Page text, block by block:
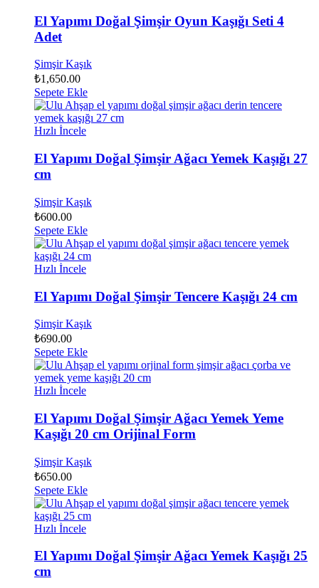
El Yapımı Doğal Şimşir Oyun Kaşığı Seti 4
Adet
Şimşir Kaşık
₺1,650.00
Sepete Ekle
Hızlı İncele
El Yapımı Doğal Şimşir Ağacı Yemek Kaşığı 27
cm
Şimşir Kaşık
₺600.00
Sepete Ekle
Hızlı İncele
El Yapımı Doğal Şimşir Tencere Kaşığı 24 cm
Şimşir Kaşık
₺690.00
Sepete Ekle
Hızlı İncele
El Yapımı Doğal Şimşir Ağacı Yemek Yeme
Kaşığı 20 cm Orijinal Form
Şimşir Kaşık
₺650.00
Sepete Ekle
Hızlı İncele
El Yapımı Doğal Şimşir Ağacı Yemek Kaşığı 25
cm